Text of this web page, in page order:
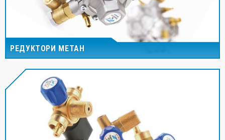
РЕДУКТОРИ МЕТАН